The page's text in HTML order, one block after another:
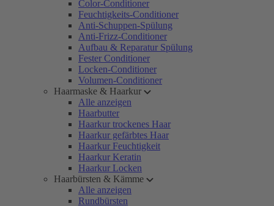
Color-Conditioner
Feuchtigkeits-Conditioner
Anti-Schuppen-Spülung
Anti-Frizz-Conditioner
Aufbau & Reparatur Spülung
Fester Conditioner
Locken-Conditioner
Volumen-Conditioner
Haarmaske & Haarkur
Alle anzeigen
Haarbutter
Haarkur trockenes Haar
Haarkur gefärbtes Haar
Haarkur Feuchtigkeit
Haarkur Keratin
Haarkur Locken
Haarbürsten & Kämme
Alle anzeigen
Rundbürsten